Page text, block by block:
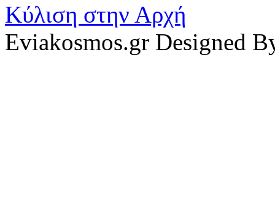
Κύλιση στην Αρχή
Eviakosmos.gr Designed